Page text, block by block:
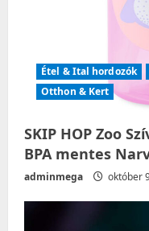
Étel & Ital hordozók
Otthon & Kert
SKIP HOP Zoo
BPA mentes
adminmega október